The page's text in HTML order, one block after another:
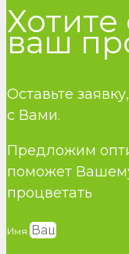
Хотите
ваш
Оставьте
с Вами.
Предложим
поможет
процветать
Имя